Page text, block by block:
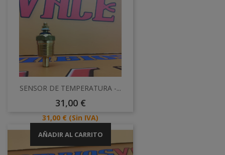
SENSOR DE TEMPERATURA -...
Precio
31,00 €
Precio
31,00 € (Sin IVA)
AÑADIR AL CARRITO